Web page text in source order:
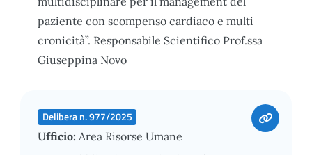
paziente con scompenso cardiaco e multi
cronicità”. Responsabile Scientifico Prof.ssa
Giuseppina Novo
Delibera n. 977/2025
Ufficio: Area Risorse Umane